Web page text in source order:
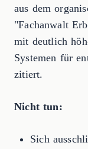
aus dem
"Fachanwalt
mit deutlich
Systemen für
zitiert.
Nicht tun:
Sich